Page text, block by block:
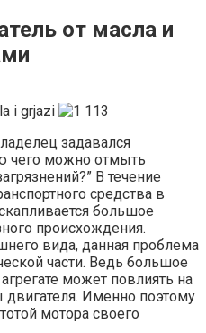
от масла и
задавался
чего можно отмыть
В течение
средства в
большое
происхождения.
вида, данная проблема
части. Ведь большое
может повлиять на
Именно поэтому
мотора своего